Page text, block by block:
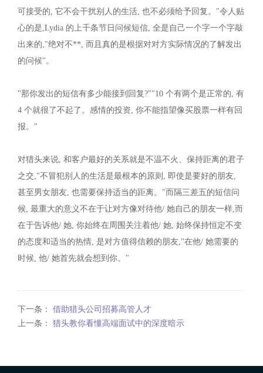
可接受的, 它不会干扰别人的生活, 也不必须给予回复。"令人贴
心的是,Lydia 的上千条节日问候短信, 全是自己一个字一个字敲
出来的,"绝对不**, 而且真的是根据对对方实际情况的了解发出
的问候"。
"那你发出的短信有多少能接到回复?""10 个有两个是正常的, 有
4 个就很了不起了。感情的投资, 你不能指望像买股票一样有回
报。"
对猎头来说, 和客户最好的关系就是不温不火、保持距离的君子
之交,"不冒犯别人的生活是最根本的原则, 即使是要好的朋友,
甚至男女朋友, 也需要保持适当的距离。"而隔三差五的短信问
候, 最重大的意义不在于让对方像对待他/ 她自己的朋友一样,而
在于告诉他/ 她, 你始终在周围关注着他/ 她, 始终保持恒定不变
的态度和适当的热情, 是对方值得信赖的朋友,"在他/ 她需要的
时候, 他/ 她首先就会想到你。"
下一条： 借助猎头公司招募高管人才
上一条： 猎头教你看懂高端面试中的深度暗示